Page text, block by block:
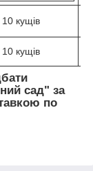
кущів
кущів
сад" за
по